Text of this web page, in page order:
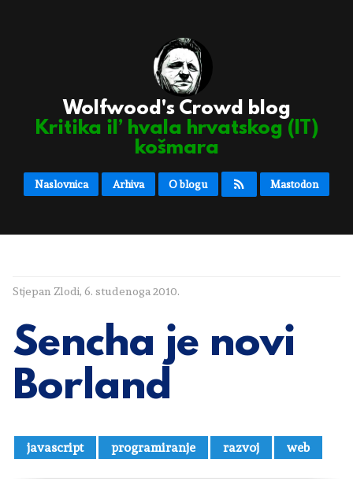
Wolfwood's Crowd blog
Kritika il’ hvala hrvatskog (IT)
košmara
Naslovnica Arhiva O blogu Mastodon
Stjepan Zlodi, 6. studenoga 2010.
Sencha je novi
Borland
javascript programiranje razvoj web